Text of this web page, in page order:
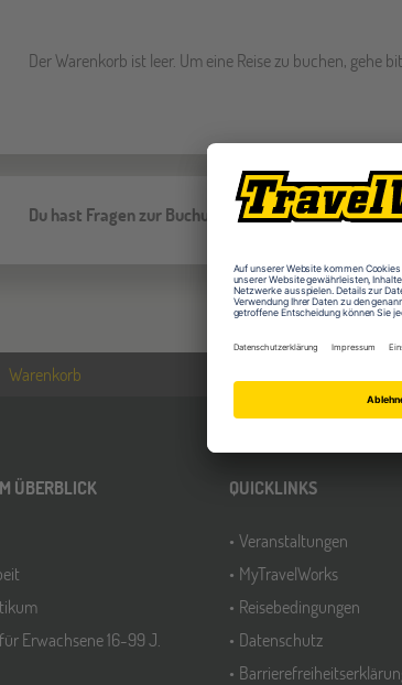
Der Warenkorb ist leer. Um eine Reise zu buchen,
Du hast Fragen zur Buchung deiner Reise mit
Warenkorb
ÜBERBLICK
Erwachsene 16-99 J.
QUICKLINKS
Veranstaltungen
MyTravelWorks
Reisebedingungen
Datenschutz